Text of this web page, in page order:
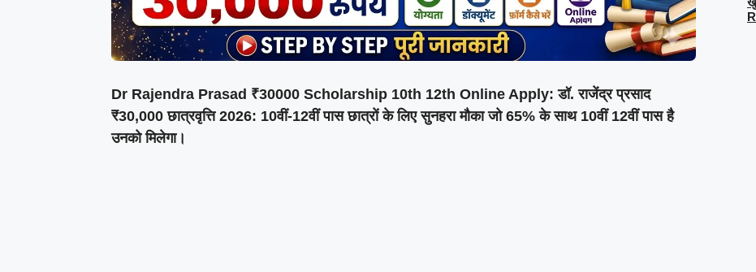
Dr Rajendra Prasad ₹30000 Scholarship 10th 12th Online Apply: डॉ. राजेंद्र प्रसाद
₹30,000 छात्रवृत्ति 2026: 10वीं-12वीं पास छात्रों के लिए सुनहरा मौका जो 65% के साथ 10वीं 12वीं पास है
उनको मिलेगा।